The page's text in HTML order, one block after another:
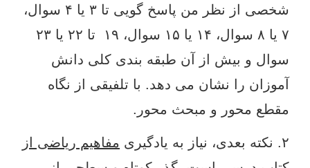
شخصی از نظر من پاسخ گویی تا ۳ یا ۴ سوال،
۷ یا ۸ سوال، ۱۴ یا ۱۵ سوال، ۱۹ تا ۲۲ یا ۲۳
سوال و بیش از آن طبقه بندی کلی دانش
آموزان را نشان می دهد. با تلفیقی از نگاه
مقطع محور و مبحث محور.
مفاهیم ریاضی از